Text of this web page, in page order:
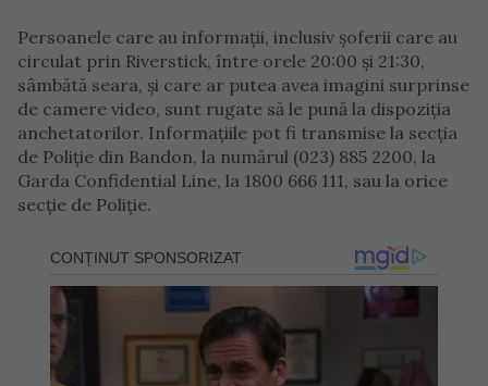
Persoanele care au informații, inclusiv șoferii care au
circulat prin Riverstick, între orele 20:00 și 21:30,
sâmbătă seara, și care ar putea avea imagini surprinse
de camere video, sunt rugate să le pună la dispoziția
anchetatorilor. Informațiile pot fi transmise la secția
de Poliție din Bandon, la numărul (023) 885 2200, la
Garda Confidential Line, la 1800 666 111, sau la orice
secție de Poliție.